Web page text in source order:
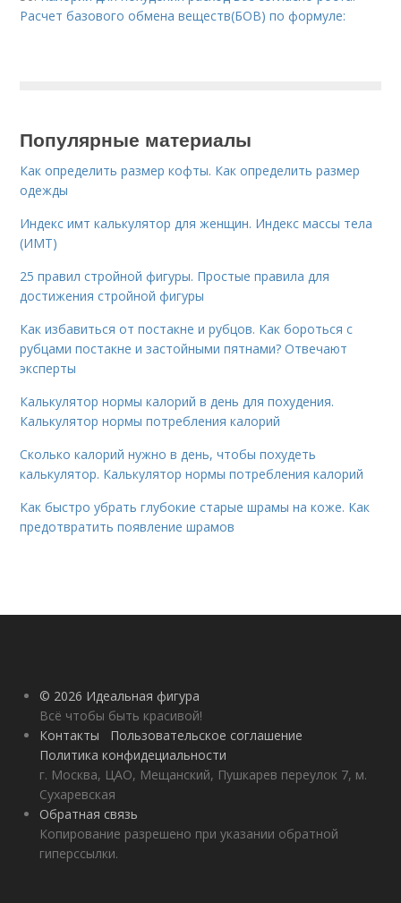
Расчет базового обмена веществ(БОВ) по формуле:
Популярные материалы
Как определить размер кофты. Как определить размер
одежды
Индекс имт калькулятор для женщин. Индекс массы тела
(ИМТ)
25 правил стройной фигуры. Простые правила для
достижения стройной фигуры
Как избавиться от постакне и рубцов. Как бороться с
рубцами постакне и застойными пятнами? Отвечают
эксперты
Калькулятор нормы калорий в день для похудения.
Калькулятор нормы потребления калорий
Сколько калорий нужно в день, чтобы похудеть
калькулятор. Калькулятор нормы потребления калорий
Как быстро убрать глубокие старые шрамы на коже. Как
предотвратить появление шрамов
© 2026 Идеальная фигура
Всё чтобы быть красивой!
Контакты
Пользовательское соглашение
Политика конфидециальности
г. Москва, ЦАО, Мещанский, Пушкарев переулок 7, м.
Сухаревская
Обратная связь
Копирование разрешено при указании обратной
гиперссылки.